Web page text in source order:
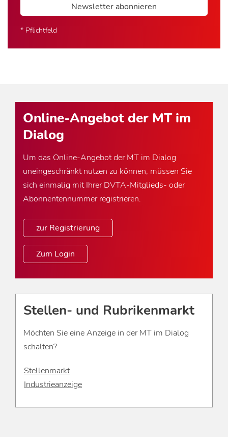
Newsletter abonnieren
* Pflichtfeld
Online-Angebot der MT im
Dialog
Um das Online-Angebot der MT im Dialog
uneingeschränkt nutzen zu können, müssen Sie
sich einmalig mit Ihrer DVTA-Mitglieds- oder
Abonnentennummer registrieren.
zur Registrierung
Zum Login
Stellen- und Rubrikenmarkt
Möchten Sie eine Anzeige in der MT im Dialog
schalten?
Stellenmarkt
Industrieanzeige